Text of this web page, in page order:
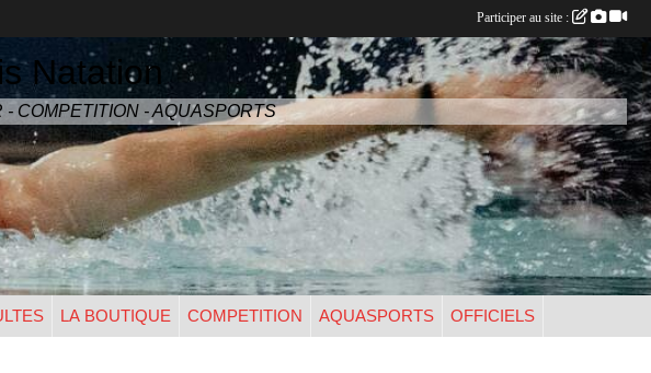
Natation
COMPETITION - AQUASPORTS
LA BOUTIQUE COMPETITION AQUASPORTS OFFICIELS
Participer au site :